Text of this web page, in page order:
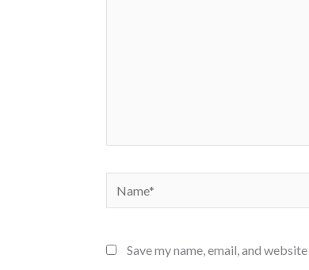
Name*
Save my name, email, and